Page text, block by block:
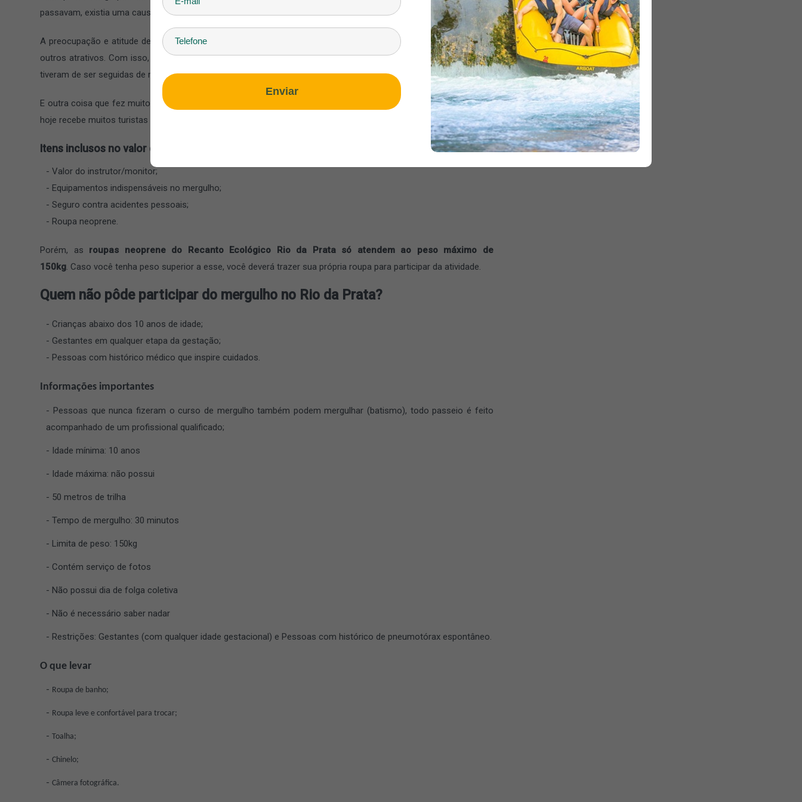
passavam, existia uma causa muito importante por trás, a de preservar a natureza.
A preocupação e atitude de causar o menor impacto possível a natureza fez muito sucesso na região e inspirou
outros atrativos. Com isso, foram estabelecidasalgumas regras de preservação e cuidado da naturezaque
tiveram de ser seguidas de maneira obrigatória.
E outra coisa que fez muito sucesso é o próprio Recanto Ecológico Rio da Prata, que começou aos pouquinhos e
hoje recebe muitos turistas todos os anos, sendo até
premiado e reconhecido por sua gestão de excelência.
Itens inclusos no valor do ingresso:
Valor do instrutor/monitor;
Equipamentos indispensáveis no mergulho;
Seguro contra acidentes pessoais;
Roupa neoprene.
Porém, as roupas neoprene do Recanto Ecológico Rio da Prata só atendem ao peso máximo de
150kg. Caso você tenha peso superior a esse, você deverá trazer sua própria roupa para participar da atividade.
Quem não pôde participar do mergulho no Rio da Prata?
Crianças abaixo dos 10 anos de idade;
Gestantes em qualquer etapa da gestação;
Pessoas com histórico médico que inspire cuidados.
Informações importantes
Pessoas que nunca fizeram o curso de mergulho também podem mergulhar (batismo), todo passeio é feito
acompanhado de um profissional qualificado;
Idade mínima: 10 anos
Idade máxima: não possui
50 metros de trilha
Tempo de mergulho: 30 minutos
Limita de peso: 150kg
Contém serviço de fotos
Não possui dia de folga coletiva
Não é necessário saber nadar
Restrições: Gestantes (com qualquer idade gestacional) e Pessoas com histórico de pneumotórax espontâneo.
O que levar
Roupa de banho;
Roupa leve e confortável para trocar;
Toalha;
Chinelo;
Câmera fotográfica.
Enviar